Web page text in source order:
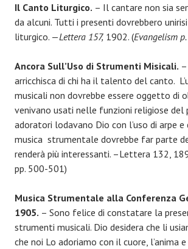
Il Canto Liturgico. – Il cantare non sia
da alcuni. Tutti i presenti dovrebbero
liturgico. —Lettera 157, 1902. (Evangelism p.
Ancora Sull’Uso di Strumenti Misicali.
arricchisca di chi ha il talento del canto.
musicali non dovrebbe essere oggetto di
venivano usati nelle funzioni religiose del
adoratori lodavano Dio con l’uso di arpe e
musica strumentale dovrebbe far parte
renderà più interessanti. –Lettera 132,
pp. 500-501)
Musica Strumentale alla Conferenza
1905. – Sono felice di constatare la
strumenti musicali. Dio desidera che li
che noi Lo adoriamo con il cuore, l’anima